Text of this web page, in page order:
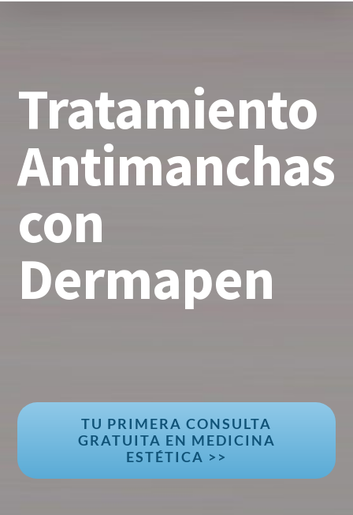
Tratamiento
Antimanchas
con
Dermapen
TU PRIMERA CONSULTA
GRATUITA EN MEDICINA
ESTÉTICA >>